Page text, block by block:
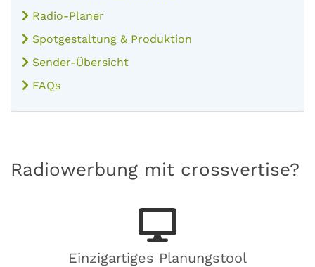
Radio-Planer
Spotgestaltung & Produktion
Sender-Übersicht
FAQs
Radiowerbung mit crossvertise?
Einzigartiges Planungstool